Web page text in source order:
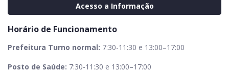
Acesso a Informação
Horário de Funcionamento
Prefeitura Turno normal: 7:30-11:30 e 13:00–17:00
Posto de Saúde: 7:30-11:30 e 13:00–17:00